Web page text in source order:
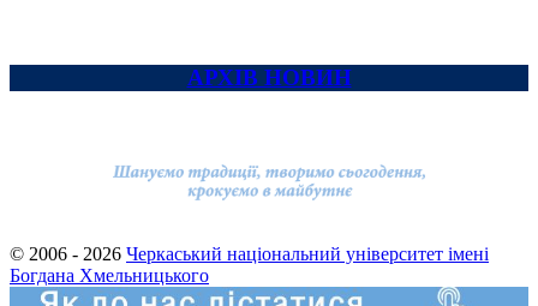
АРХІВ НОВИН
© 2006 - 2026 Черкаський національний університет імені
Богдана Хмельницького